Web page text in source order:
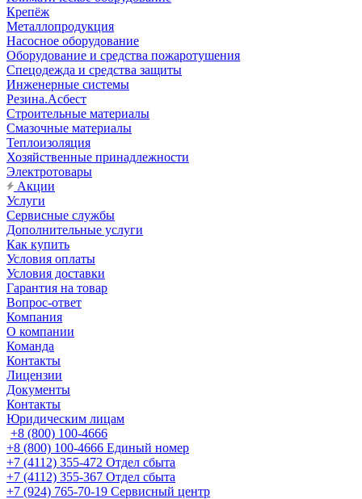
Крепёж
Металлопродукция
Насосное оборудование
Оборудование и средства пожаротушения
Спецодежда и средства защиты
Инженерные системы
Резина.Асбест
Строительные материалы
Смазочные материалы
Теплоизоляция
Хозяйственные принадлежности
Электротовары
Акции
Услуги
Сервисные службы
Дополнительные услуги
Как купить
Условия оплаты
Условия доставки
Гарантия на товар
Вопрос-ответ
Компания
О компании
Команда
Контакты
Лицензии
Документы
Контакты
Юридическим лицам
+8 (800) 100-4666
+8 (800) 100-4666 Единый номер
+7 (4112) 355-472 Отдел сбыта
+7 (4112) 355-367 Отдел сбыта
+7 (924) 765-70-19 Сервисный центр